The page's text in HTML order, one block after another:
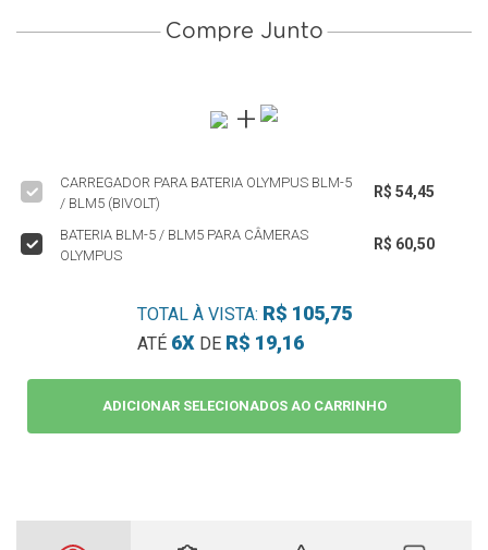
Compre Junto
CARREGADOR PARA BATERIA OLYMPUS BLM-5
/ BLM5 (BIVOLT)
R$ 54,45
BATERIA BLM-5 / BLM5 PARA CÂMERAS
OLYMPUS
R$ 60,50
ADICIONAR SELECIONADOS AO CARRINHO
TOTAL À VISTA: R$ 105,75
ATÉ 6XDE R$ 19,16